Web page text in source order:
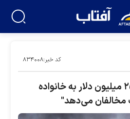
کد خبر:۸۳۴۰۰۸
"پنتاگون سالانه ۲۵۰ میلیون دلار به خانواده
مخالفان می‌دهد"